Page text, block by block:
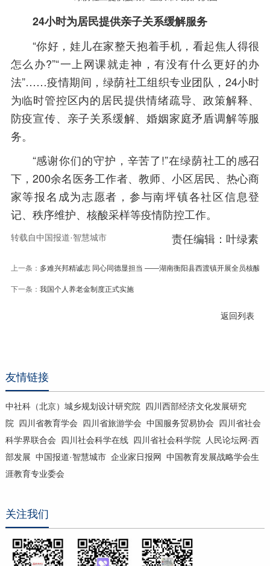
24小时为居民提供亲子关系缓解服务
“你好，娃儿在家整天抱着手机，看起焦人得很
怎么办?”“一上网课就走神，有没有什么更好的办
法”……疫情期间，绿荫社工组织专业团队，24小时
为临时管控区内的居民提供情绪疏导、政策解释、
防疫宣传、亲子关系缓解、婚姻家庭矛盾调解等服
务。
“感谢你们的守护，辛苦了!”在绿荫社工的感召
下，200余名医务工作者、教师、小区居民、热心商
家等报名成为志愿者，参与南坪镇各社区信息登
记、秩序维护、核酸采样等疫情防控工作。
责任编辑：叶绿素
转载自中国报道·智慧城市
上一条： 多难兴邦精诚志 同心同德显担当 ——湖南衡阳县西渡镇开展全员核酸检
下一条： 我国个人养老金制度正式实施
返回列表
友情链接
中社科（北京）城乡规划设计研究院
四川西部经济文化发展研究
院
四川省教育学会 四川省旅游学会 中国服务贸易协会
四川省社会
科学界联合会
四川社会科学在线 四川省社会科学院
人民论坛网·西
部发展 中国报道·智慧城市 企业家日报网 中国教育发展战略学会生
涯教育专业委会
关注我们